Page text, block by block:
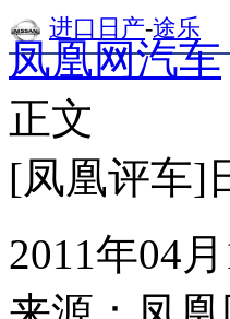
进口日产-途乐
凤凰网汽车
正文
[凤凰评车]
2011年04